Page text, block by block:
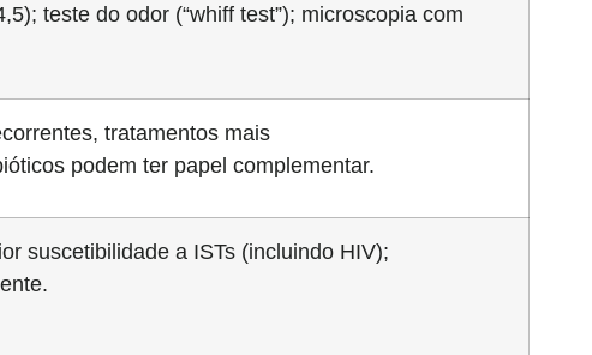
teste do odor (“whiff test”); microscopia com
tratamentos mais
podem ter papel complementar.
suscetibilidade a ISTs (incluindo HIV);